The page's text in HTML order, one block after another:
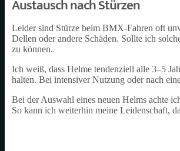
Austausch nach Stürzen
Leider sind Stürze beim BMX-Fahren oft
Dellen oder andere Schäden. Sollte ich
zu können.
Ich weiß, dass Helme tendenziell alle 3–5
halten. Bei intensiver Nutzung oder nach
Bei der Auswahl eines neuen Helms achte
So kann ich weiterhin meine Leidenschaft,